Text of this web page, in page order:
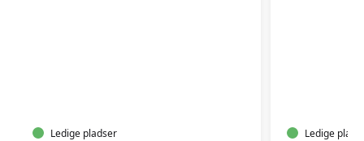
Ledige pladser
Ledige